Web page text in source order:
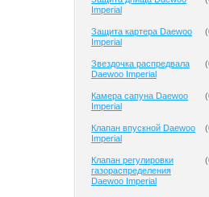
Imperial
Защита картера Daewoo
Imperial
(
Звездочка распредвала
Daewoo Imperial
(
Камера сапуна Daewoo
Imperial
(
Клапан впускной Daewoo
Imperial
(
Клапан регулировки
газораспределения
Daewoo Imperial
(